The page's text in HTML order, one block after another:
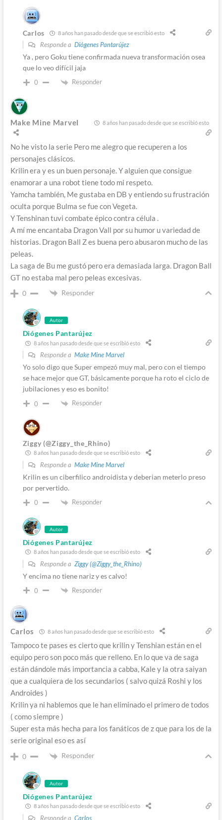
Carlos 8 años han pasado desde que se escribió esto
Responde a Diógenes Pantarújez
Ya , pero Goku tiene confirmada nueva transformación osea
que lo veo difícil jaja
0 Responder
Make Mine Marvel 8 años han pasado desde que se escribió esto
No he visto la serie Pero me alegro que recuperen a los
personajes clásicos.
Krilin era y es un buen personaje. Y alguien que consigue
enamorar a una robot tiene todo mi respeto.
Yamcha también, Me gustaba en DB y entiendo su frustración
oculta porque Bulma se fue con Vegeta.
Y Tenshinan tuvi combate épico contra célula .
A mí me encantaba Dragon Vall por su humor u variedad de
historias. Dragon Ball Z es buena pero abusaron mucho de las
peleas.
La saga de Bu me gustó pero era demasiada larga. Dragon Ball
GT no estaba mal pero peleas excesivas.
0 Responder
Autor
Diógenes Pantarújez
8 años han pasado desde que se escribió esto
Responde a Make Mine Marvel
Yo solo digo que Super empezó muy mal, pero con el tiempo
se hace mejor que GT, básicamente porque ha roto el ciclo de
jubilaciones y eso es bonito!
0 Responder
Ziggy (@Ziggy_the_Rhino)
8 años han pasado desde que se escribió esto
Responde a Make Mine Marvel
Krilin es un ciberfilico androidista y deberian meterlo preso
por pervertido.
0 Responder
Autor
Diógenes Pantarújez
8 años han pasado desde que se escribió esto
Responde a Ziggy (@Ziggy_the_Rhino)
Y encima no tiene nariz y es calvo!
0 Responder
Carlos 8 años han pasado desde que se escribió esto
Tampoco te pases es cierto que krilin y Tenshian están en el
equipo pero son poco más que relleno. En lo que va de saga
están dándole más importancia a cabba, Kale y la otra saiyan
que a cualquiera de los secundarios ( salvo quizá Roshi y los
Androides )
Krilin ya ni hablemos que le han eliminado el primero de todos
( como siempre )
Super esta más hecha para los fanáticos de z que para los de la
serie original eso es así
0 Responder
Autor
Diógenes Pantarújez
8 años han pasado desde que se escribió esto
Responde a Carlos